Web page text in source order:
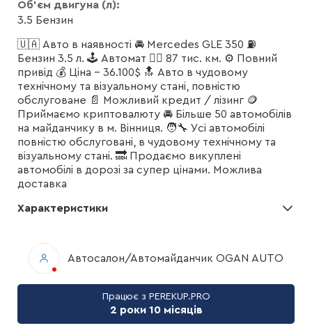
Об'єм двигуна (л):
3.5 Бензин
🇺🇦 Авто в наявності 🚘 Mercedes GLE 350 ⛽️
Бензин 3.5 л. 🕹 Автомат 🏃‍♂️ 87 тис. км. ⚙️ Повний
привід 💰 Ціна - 36.100$ 🔝 Авто в чудовому
технічному та візуальному стані, повністю
обслуговане 📄 Можливий кредит / лізинг 🪙
Приймаємо криптовалюту 🚘 Більше 50 автомобілів
на майданчику в м. Вінниця. 🧑‍🔧 Усі автомобілі
повністю обслуговані, в чудовому технічному та
візуальному стані. 🔜 Продаємо викуплені
автомобілі в дорозі за супер цінами. Можлива
доставка
Характеристики
Автосалон/Автомайданчик OGAN AUTO
Працює з PEREKUP.PRO
2 роки 10 місяців